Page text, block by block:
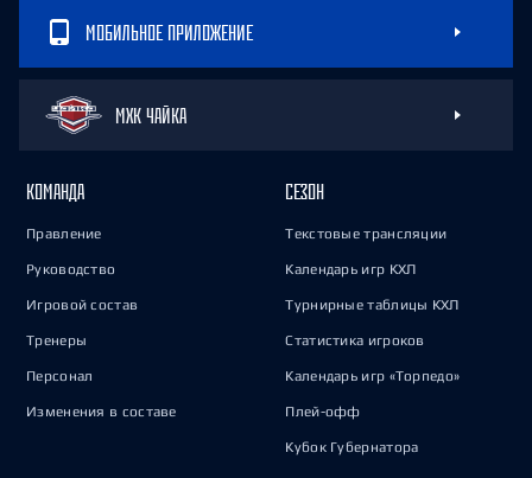
МОБИЛЬНОЕ ПРИЛОЖЕНИЕ
МХК ЧАЙКА
КОМАНДА
Правление
Руководство
Игровой состав
Тренеры
Персонал
Изменения в составе
СЕЗОН
Текстовые трансляции
Календарь игр КХЛ
Турнирные таблицы КХЛ
Статистика игроков
Календарь игр «Торпедо»
Плей-офф
Кубок Губернатора